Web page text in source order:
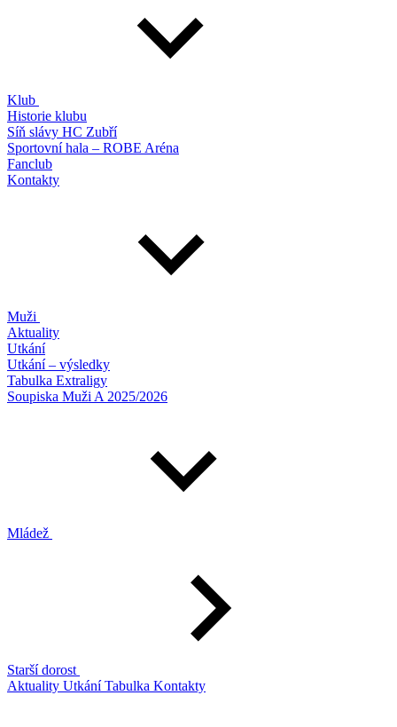
Klub
Historie klubu
Síň slávy HC Zubří
Sportovní hala – ROBE Aréna
Fanclub
Kontakty
Muži
Aktuality
Utkání
Utkání – výsledky
Tabulka Extraligy
Soupiska Muži A 2025/2026
Mládež
Starší dorost
Aktuality UtkáníTabulka Kontakty